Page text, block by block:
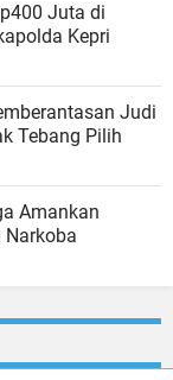
Juta di
Kepri
Judi
Tebang Pilih
Amankan
Narkoba